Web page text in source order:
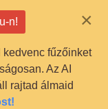
×
n!
kedvenc fűzőinket
Az AI
rajtad álmaid